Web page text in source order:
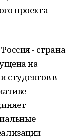
проекта
- страна
на
студентов в